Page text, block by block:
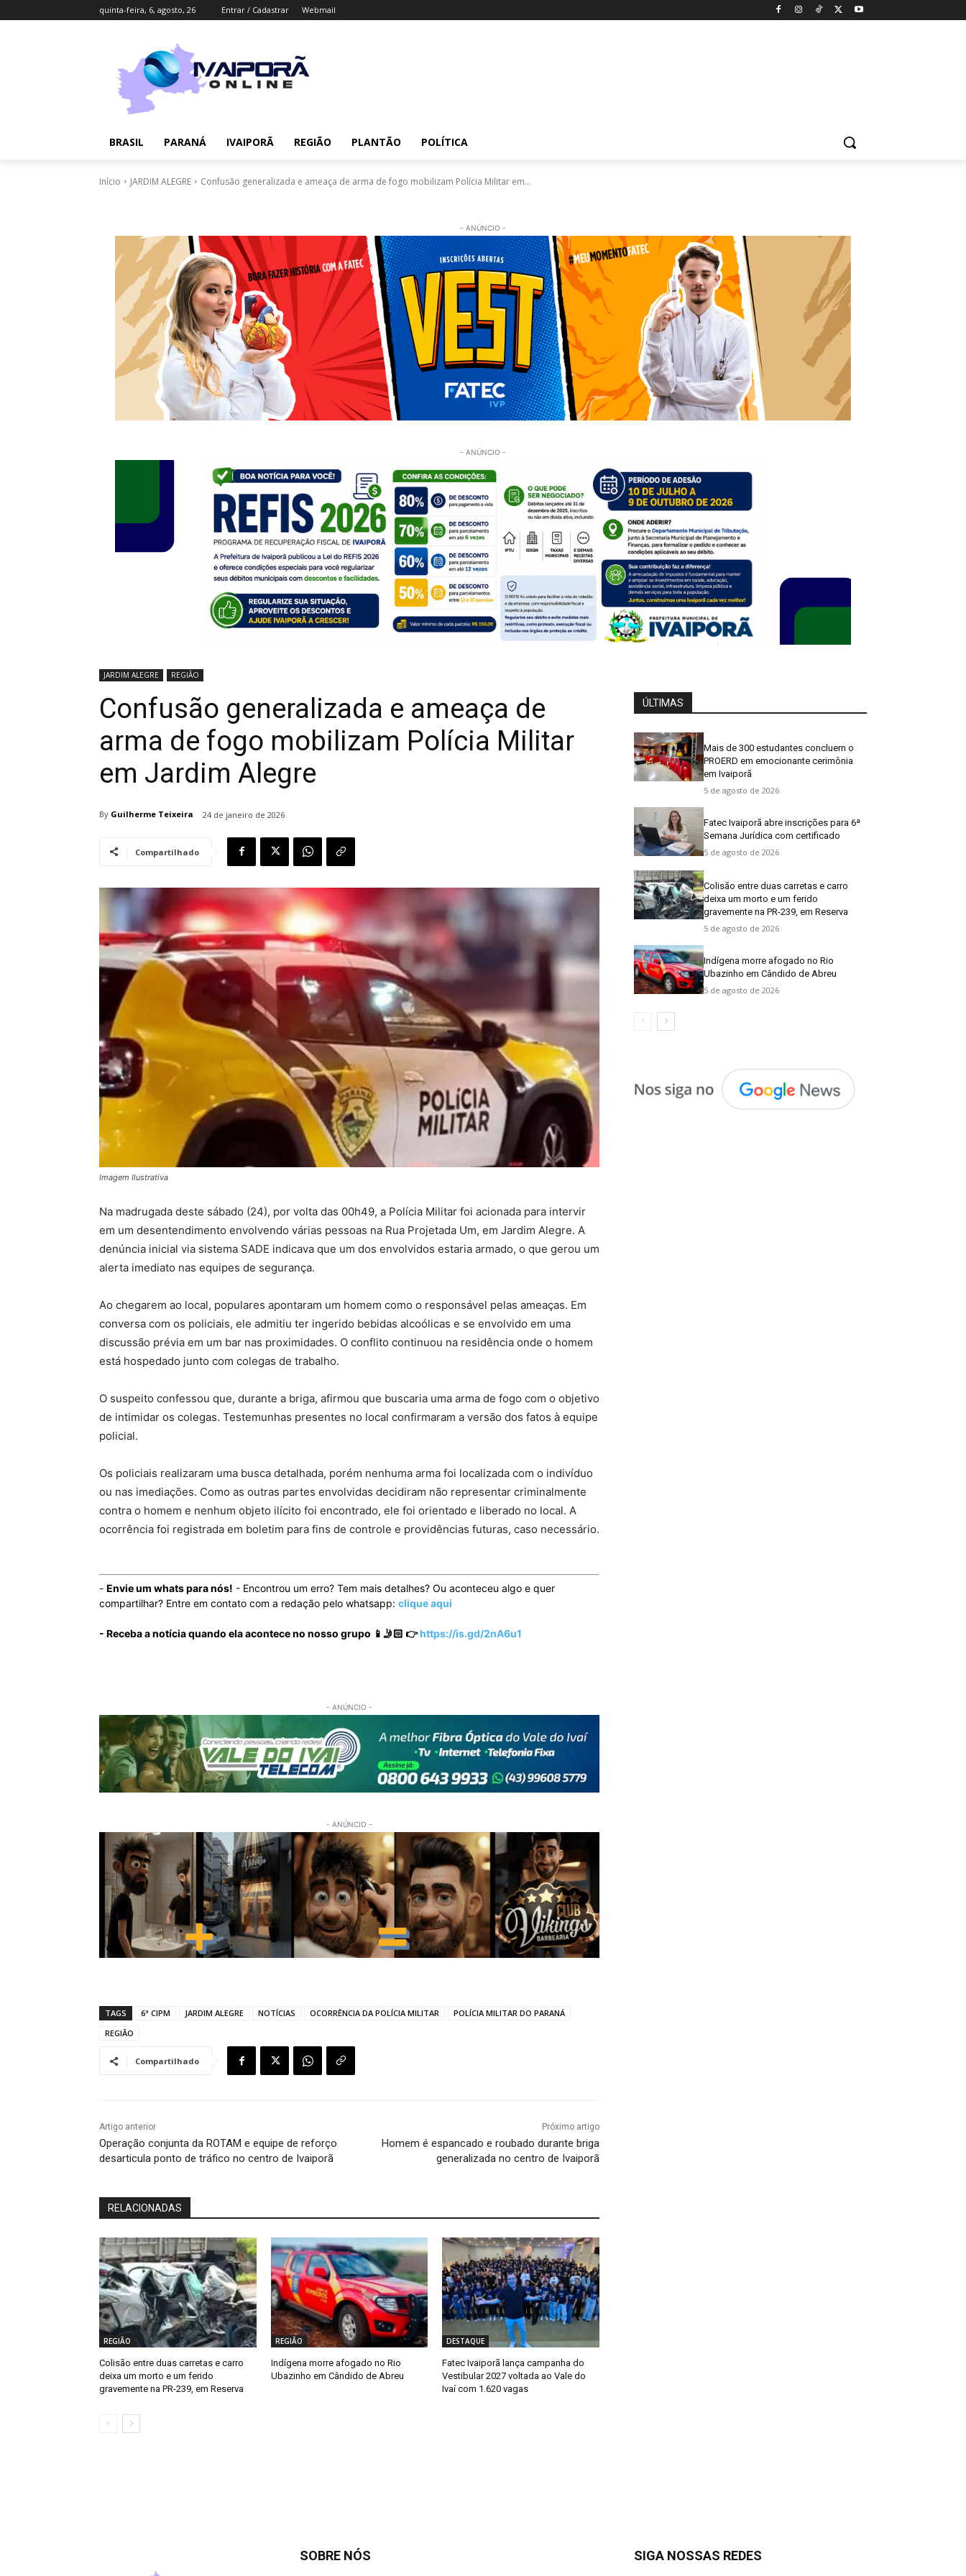
quinta-feira, 6, agosto, 26 Entrar / Cadastrar Webmail
BRASIL PARANÁ IVAIPORÃ REGIÃO PLANTÃO POLÍTICA
Início JARDIM ALEGRE Confusão generalizada e ameaça de arma de fogo mobilizam Polícia Militar em...
- ANÚNCIO -
- ANÚNCIO -
JARDIM ALEGRE REGIÃO
Confusão generalizada e ameaça de
arma de fogo mobilizam Polícia Militar
em Jardim Alegre
By Guilherme Teixeira 24 de janeiro de 2026
Compartilhado
Imagem Ilustrativa
Na madrugada deste sábado (24), por volta das 00h49, a Polícia Militar foi acionada para intervir
em um desentendimento envolvendo várias pessoas na Rua Projetada Um, em Jardim Alegre. A
denúncia inicial via sistema SADE indicava que um dos envolvidos estaria armado, o que gerou um
alerta imediato nas equipes de segurança.
Ao chegarem ao local, populares apontaram um homem como o responsável pelas ameaças. Em
conversa com os policiais, ele admitiu ter ingerido bebidas alcoólicas e se envolvido em uma
discussão prévia em um bar nas proximidades. O conflito continuou na residência onde o homem
está hospedado junto com colegas de trabalho.
O suspeito confessou que, durante a briga, afirmou que buscaria uma arma de fogo com o objetivo
de intimidar os colegas. Testemunhas presentes no local confirmaram a versão dos fatos à equipe
policial.
Os policiais realizaram uma busca detalhada, porém nenhuma arma foi localizada com o indivíduo
ou nas imediações. Como as outras partes envolvidas decidiram não representar criminalmente
contra o homem e nenhum objeto ilícito foi encontrado, ele foi orientado e liberado no local. A
ocorrência foi registrada em boletim para fins de controle e providências futuras, caso necessário.
- Envie um whats para nós! - Encontrou um erro? Tem mais detalhes? Ou aconteceu algo e quer
compartilhar? Entre em contato com a redação pelo whatsapp: clique aqui
- Receba a notícia quando ela acontece no nosso grupo 📱🤳🏻 👉https://is.gd/2nA6u1
- ANÚNCIO -
- ANÚNCIO -
TAGS 6ª CIPM JARDIM ALEGRE NOTÍCIAS OCORRÊNCIA DA POLÍCIA MILITAR
POLÍCIA MILITAR DO PARANÁ
REGIÃO
Compartilhado
Artigo anterior
Operação conjunta da ROTAM e equipe de reforço
desarticula ponto de tráfico no centro de Ivaiporã
Próximo artigo
Homem é espancado e roubado durante briga
generalizada no centro de Ivaiporã
RELACIONADAS
REGIÃO
Colisão entre duas carretas e carro
deixa um morto e um ferido
gravemente na PR-239, em Reserva
REGIÃO
Indígena morre afogado no Rio
Ubazinho em Cândido de Abreu
DESTAQUE
Fatec Ivaiporã lança campanha do
Vestibular 2027 voltada ao Vale do
Ivaí com 1.620 vagas
ÚLTIMAS
Mais de 300 estudantes concluem o
PROERD em emocionante cerimônia
em Ivaiporã
5 de agosto de 2026
Fatec Ivaiporã abre inscrições para 6ª
Semana Jurídica com certificado
5 de agosto de 2026
Colisão entre duas carretas e carro
deixa um morto e um ferido
gravemente na PR-239, em Reserva
5 de agosto de 2026
Indígena morre afogado no Rio
Ubazinho em Cândido de Abreu
5 de agosto de 2026
SOBRE NÓS SIGA NOSSAS REDES